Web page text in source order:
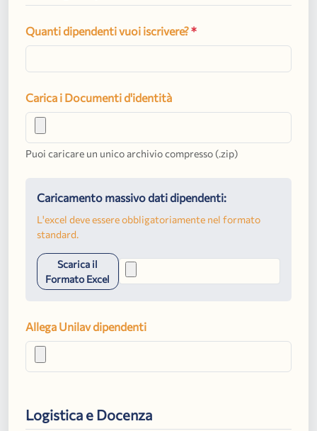
Quanti dipendenti vuoi iscrivere?*
Carica i Documenti d'identità
Puoi caricare un unico archivio compresso (.zip)
Caricamento massivo dati dipendenti:
L'excel deve essere obbligatoriamente nel formato
standard.
Scarica il
Formato Excel
Allega Unilav dipendenti
Logistica e Docenza